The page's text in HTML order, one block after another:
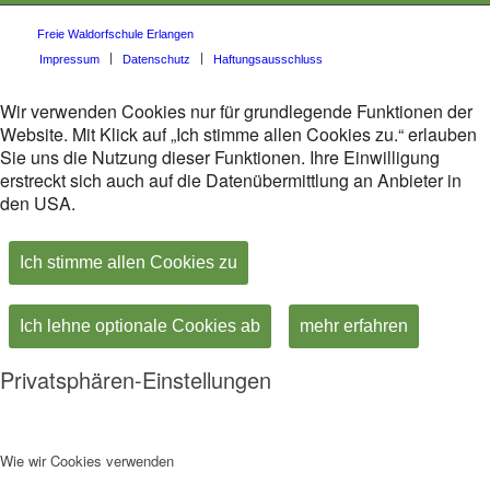
Freie Waldorfschule Erlangen
Impressum
Datenschutz Haftungsausschluss
Wir verwenden Cookies nur für grundlegende Funktionen der
Website. Mit Klick auf „Ich stimme allen Cookies zu.“ erlauben
Sie uns die Nutzung dieser Funktionen. Ihre Einwilligung
erstreckt sich auch auf die Datenübermittlung an Anbieter in
den USA.
Ich stimme allen Cookies zu
Ich lehne optionale Cookies ab mehr erfahren
Privatsphären-Einstellungen
Wie wir Cookies verwenden